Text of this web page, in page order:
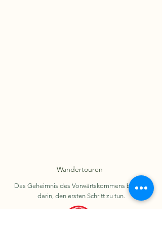
Das Geheimnis des Vorwärtskommens besteht
darin, den ersten Schritt zu tun.
Wandertouren